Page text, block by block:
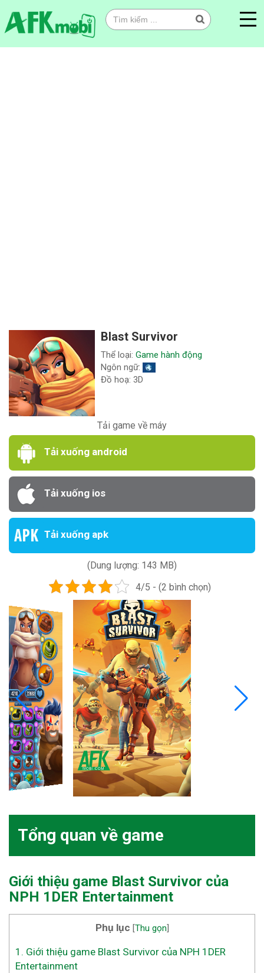
Blast Survivor
Thể loại:Game hành động
Ngôn ngữ:
Đồ hoạ: 3D
Tải game về máy
Tải xuống android
Tải xuống ios
Tải xuống apk
(Dung lượng: 143 MB)
4/5 - (2 bình chọn)
Tổng quan về game
Giới thiệu game Blast Survivor của
NPH 1DER Entertainment
Phụ lục [Thu gọn]
1. Giới thiệu game Blast Survivor của NPH 1DER
Entertainment